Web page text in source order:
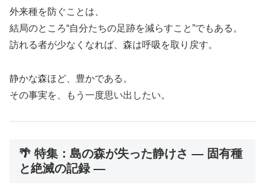
外来種を防ぐことは、
結局のところ“自分たちの足跡を減らすこと”でもある。
訪れる者が少なくなれば、森は呼吸を取り戻す。
静かな森ほど、豊かである。
その事実を、もう一度思い出したい。
🌴 特集：島の森が失った静けさ ― 固有種
と絶滅の記録 ―